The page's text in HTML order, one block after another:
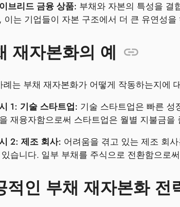
브리드 금융 상품: 부채와 자본의 특성을 결
이는 기업들이 자본 구조에서 더 큰 유연성
재자본화의 예
례는 부채 재자본화가 어떻게 작동하는지에
1: 기술 스타트업: 기술 스타트업은 빠른 성
재융자함으로써 스타트업은 월별 지불금
2: 제조 회사: 어려움을 겪고 있는 제조 회
습니다. 일부 부채를 주식으로 전환함으로
적인 부채 재자본화 전